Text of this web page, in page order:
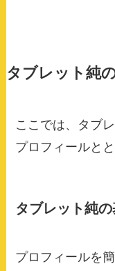
タブレット純
ここでは、タブ
プロフィールと
タブレット純
プロフィールを